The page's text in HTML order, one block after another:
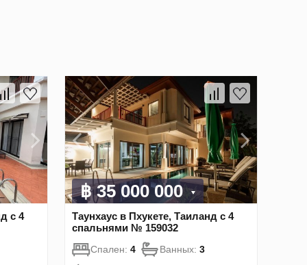
с 4
฿ 35 000 000
Таунхаус в Пхукете, Таиланд с 4
спальнями № 159032
Спален: 4 Ванных: 3